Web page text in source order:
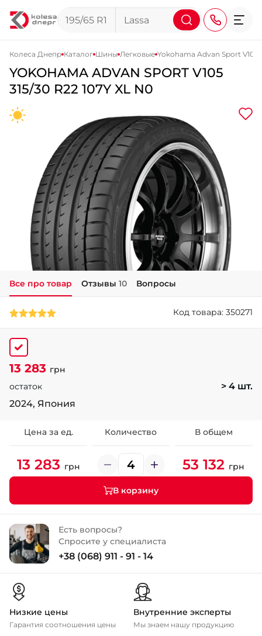
+38 (068) 911-911-4
+38 (067) 113-44-44
+38 (095) 276-44-44
+38 (067) 911-14-14
- на Щепкина
+38 (098) 911-911-0
- на Тополе
+38 (098) 911-911-4
- на Калиновой
+38 (077) 7-184-184
- Донецкое шоссе
+38 (050)-911-911-2
+38 (099)-643-33-77
Колеса Днепр Каталог Шины Легковые Yokohama Advan Sport V105
YOKOHAMA ADVAN SPORT V105
315/30 R22 107Y XL N0
Все про товар Отзывы 10 Вопросы
Код товара: 350271
13 283 грн
остаток
> 4 шт.
2024, Япония
Цена за ед. Количество В общем
13 283 грн 53 132 грн
В корзину
Есть вопросы?
Спросите у специалиста
+38 (068) 911 - 91 - 14
Низкие цены
Гарантия соотношения цены
Внутренние эксперты
Мы знаем нашу продукцию